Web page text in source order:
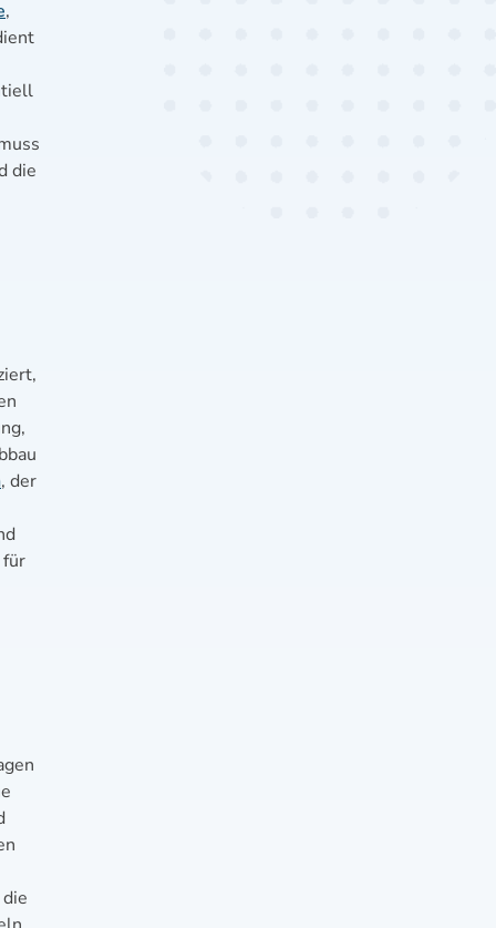
,
die
, der